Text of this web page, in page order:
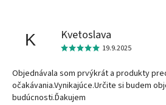
K Kvetoslava
19.9.2025
Objednávala som prvýkrát a produkty
očakávania.Vynikajúce.Určite si budem
budúcnosti.Ďakujem